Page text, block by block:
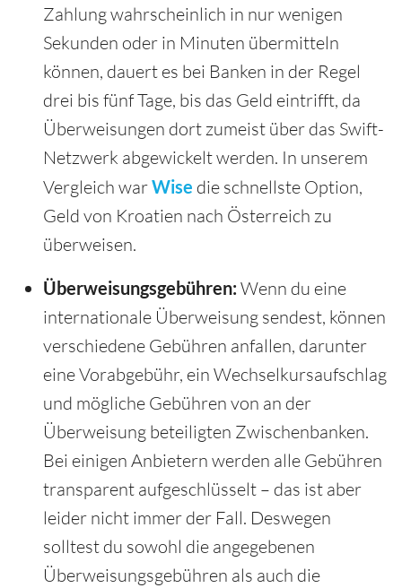
Zahlung wahrscheinlich in nur wenigen
Sekunden oder in Minuten übermitteln
können, dauert es bei Banken in der Regel
drei bis fünf Tage, bis das Geld eintrifft, da
Überweisungen dort zumeist über das Swift-
Netzwerk abgewickelt werden. In unserem
Vergleich warWise die schnellste Option,
Geld von Kroatien nach Österreich zu
überweisen.
Überweisungsgebühren: Wenn du eine
internationale Überweisung sendest, können
verschiedene Gebühren anfallen, darunter
eine Vorabgebühr, ein Wechselkursaufschlag
und mögliche Gebühren von an der
Überweisung beteiligten Zwischenbanken.
Bei einigen Anbietern werden alle Gebühren
transparent aufgeschlüsselt – das ist aber
leider nicht immer der Fall. Deswegen
solltest du sowohl die angegebenen
Überweisungsgebühren als auch die